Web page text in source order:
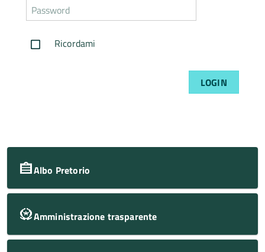
Ricordami
LOGIN
Albo Pretorio
Amministrazione trasparente